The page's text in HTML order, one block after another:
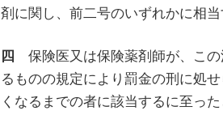
剤に関し、前二号のいずれかに相当
四 保険医又は保険薬剤師が、こ
るものの規定により罰金の刑に処
くなるまでの者に該当するに至った